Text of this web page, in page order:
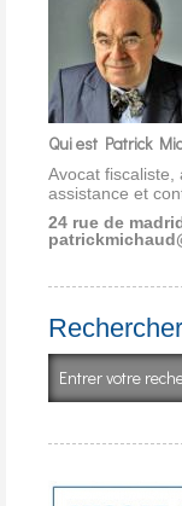
Qui est Patrick
Avocat fiscaliste,
assistance et
24 rue de
Rechercher